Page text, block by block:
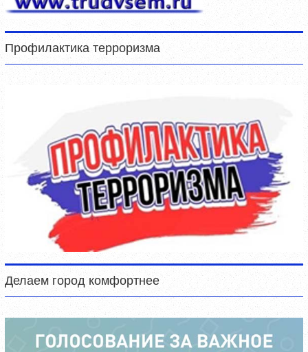
Профилактика терроризма
Делаем город комфортнее